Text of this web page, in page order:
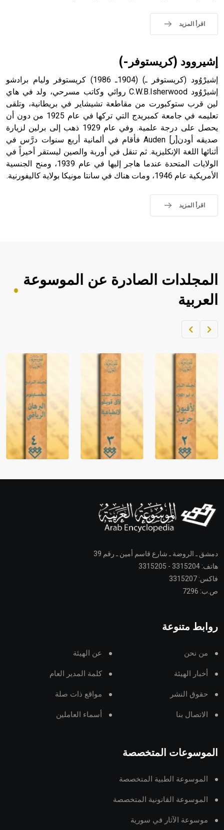
اقرأ المزيد
إشيروود (كريستوفر-)
إشيرْوُود (كريستوفر ـ) (1904ـ 1986) كريستوفر وليام برادشو
إشيرْوُود C.W.B.Isherwood روائي وكاتب مسرحي، ولد في هاي
لين قرب ستوكبورت من مقاطعة تشيشاير في بريطانية، وتلقى
تعليمه في جامعة كمبريدج التي تركها في عام 1925 من دون أن
يحصل على درجة علمية. وفي عام 1929 ذهب إلى برلين لزيارة
صديقه أودن[ر] Auden فأقام في ألمانية أربع سنوات درَّس في
أثنائها اللغة الإنكليزية. ثم تنقل في أوربة والصين ليستقر أخيراً في
الولايات المتحدة عندما هاجر إليها في عام 1939، ومنح الجنسية
الأمريكية عام 1946، ومات هناك في سانتا مونيكا بولاية كاليفورنية.
اقرأ المزيد
المجلدات الصادرة عن الموسوعة
العربية
دمشق ـ الروضة ـ شارع قاسم أمين ـ رقم 39
هاتف: 3315204 - 3315205
فاكس: 3315207
ص.ب: 7296
روابط متنوعة
من نحن عن الهيئة
أخبار الهيئة كلمة المدير العام
حقوق النشر مواقع ذات صلة
الاتصال بنا أسماء العاملين
الموسوعات المتخصصة
الموسوعة الطبية المتخصصة
الموسوعة القانونية المتخصصة
موسوعة الآثار في سورية